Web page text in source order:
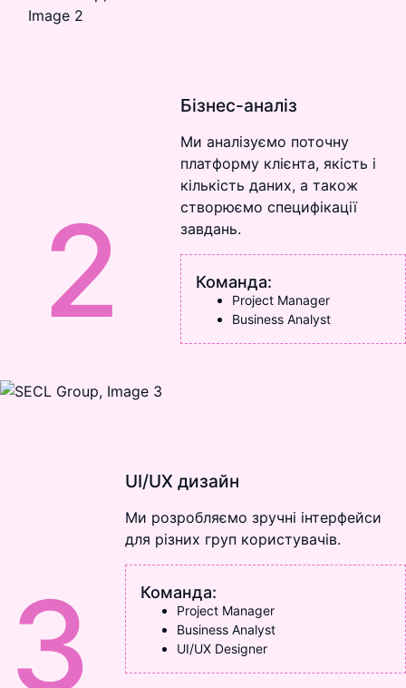
2
Бізнес-аналіз
Ми аналізуємо поточну
платформу клієнта, якість і
кількість даних, а також
створюємо специфікації
завдань.
Команда:
Project Manager
Business Analyst
3
UI/UX дизайн
Ми розробляємо зручні інтерфейси
для різних груп користувачів.
Команда:
Project Manager
Business Analyst
UI/UX Designer